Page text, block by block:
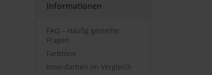
Informationen
FAQ – Häufig gestellte
Fragen
Farbtöne
Innenfarben im Vergleich